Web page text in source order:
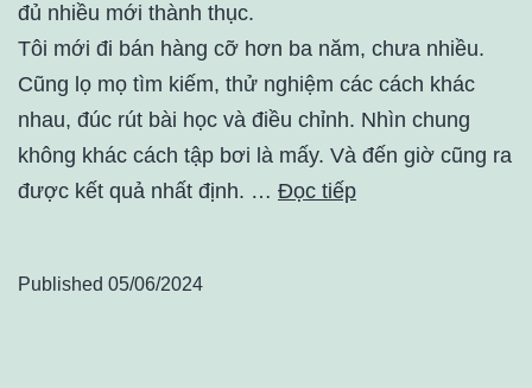
đủ nhiều mới thành thục.
Tôi mới đi bán hàng cỡ hơn ba năm, chưa nhiều.
Cũng lọ mọ tìm kiếm, thử nghiệm các cách khác
nhau, đúc rút bài học và điều chỉnh. Nhìn chung
không khác cách tập bơi là mấy. Và đến giờ cũng ra
được kết quả nhất định. … Đọc tiếp
Published 05/06/2024